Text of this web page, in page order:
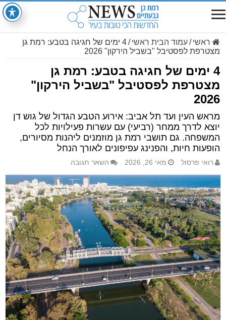
ראשי /עמוד הבית ראשי /
4 ימים של חגיגה בטבע: רמת גן
מצטרפת לפסטיבל "בשביל הירקון" 2026
4 ימים של חגיגה בטבע: רמת גן
מצטרפת לפסטיבל "בשביל הירקון"
2026
מראש העין ועד תל אביב: אירוע הטבע הגדול של גוש דן
יוצא לדרך ממחר (רביעי) עם עשרות פעילויות לכל
המשפחה. גם תושבי רמת גן מוזמנים ליהנות מסיורים,
הופעות חיות, והפנינג עפיפונים לאורך הנחל
רואי פרסול מאי 26, 2026 השאר תגובה